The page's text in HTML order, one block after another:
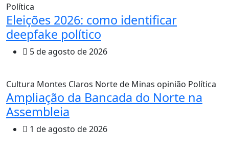
Política
Eleições 2026: como identificar
deepfake político
5 de agosto de 2026
Cultura Montes Claros Norte de Minas opinião Política
Ampliação da Bancada do Norte na
Assembleia
1 de agosto de 2026